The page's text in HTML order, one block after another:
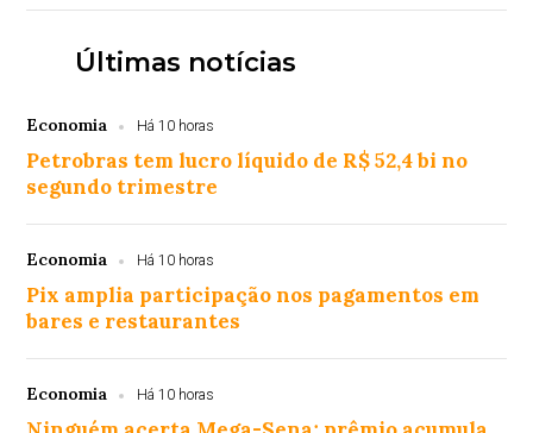
Últimas notícias
Economia Há 10 horas
Petrobras tem lucro líquido de R$ 52,4 bi no
segundo trimestre
Economia Há 10 horas
Pix amplia participação nos pagamentos em
bares e restaurantes
Economia Há 10 horas